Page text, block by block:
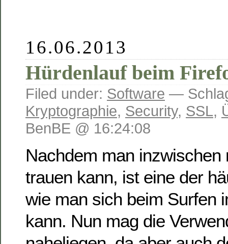
16.06.2013
Hürdenlauf beim
Filed under: Software —
Kryptographie, Security, SSL,
BenBE @ 16:24:08
Nachdem man inzwischen
trauen kann, ist eine der
wie man sich beim Surfen
kann. Nun mag die